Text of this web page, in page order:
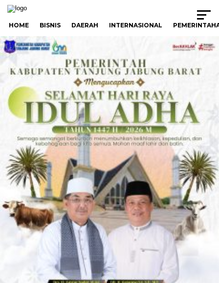
HOME BISNIS DAERAH INTERNASIONAL